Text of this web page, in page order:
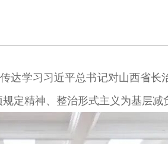
学习习近平总书记对山西省长
定精神、整治形式主义为基层减